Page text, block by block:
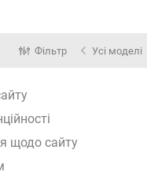
Фільтр Усі моделі
щодо сайту